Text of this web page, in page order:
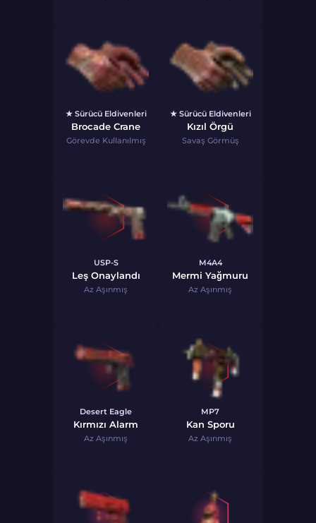
★ Sürücü Eldivenleri
Brocade Crane
Görevde Kullanılmış
★ Sürücü Eldivenleri
Kızıl Örgü
Savaş Görmüş
USP-S
Leş Onaylandı
Az Aşınmış
M4A4
Mermi Yağmuru
Az Aşınmış
Desert Eagle
Kırmızı Alarm
Az Aşınmış
MP7
Kan Sporu
Az Aşınmış